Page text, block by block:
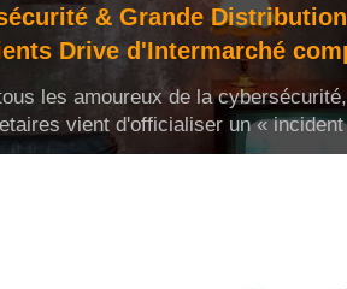
& Grande
Drive d'Intermarché
les amoureux de la
vient d'officialiser un «